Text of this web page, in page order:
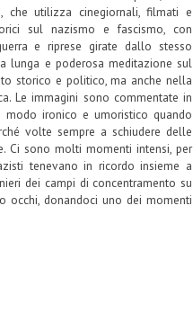
utilizza cinegiornali, filmati e
sul nazismo e fascismo, con
e riprese girate dallo stesso
lunga e poderosa meditazione sul
storico e politico, ma anche nella
Le immagini sono commentate in
ironico e umoristico quando
volte sempre a schiudere delle
Ci sono molti momenti intensi, per
tenevano in ricordo insieme a
dei campi di concentramento su
donandoci uno dei momenti